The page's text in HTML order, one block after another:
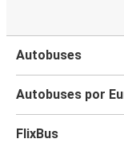
Autobuses
Autobuses por
FlixBus